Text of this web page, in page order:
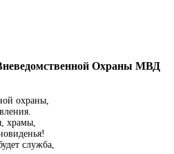
Охраны МВД
охраны,
храмы,
служба,